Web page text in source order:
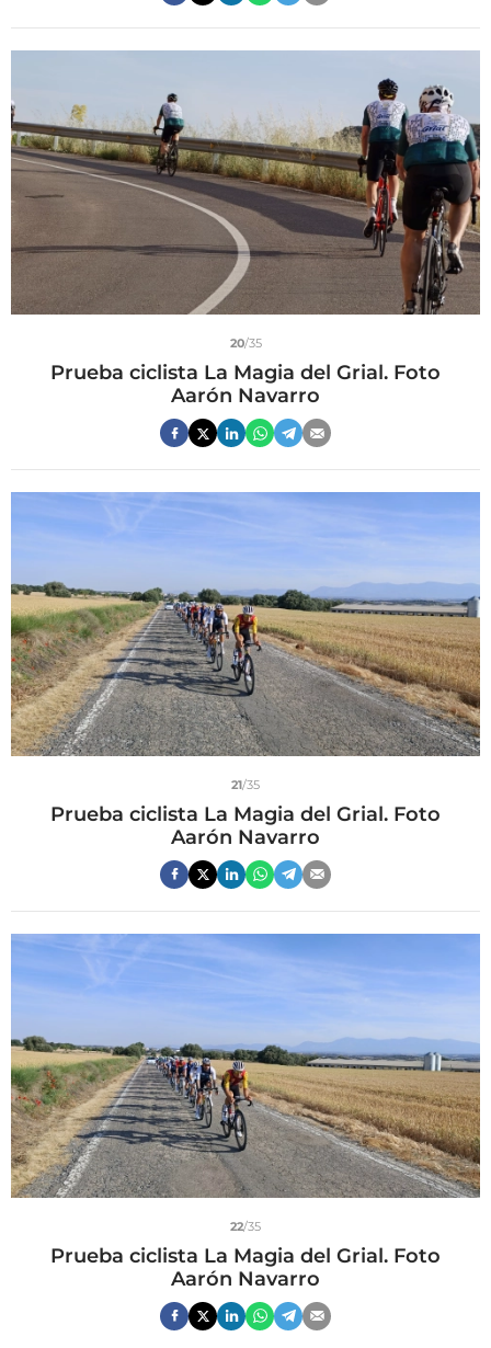
20/35
Prueba ciclista La Magia del Grial. Foto
Aarón Navarro
21/35
Prueba ciclista La Magia del Grial. Foto
Aarón Navarro
22/35
Prueba ciclista La Magia del Grial. Foto
Aarón Navarro